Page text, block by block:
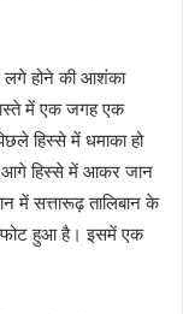
लगे होने की आशंका
में एक जगह एक
हिस्से में धमाका हो
आगे हिस्से में आकर जान
में सत्तारूढ़ तालिबान के
हुआ है। इसमें एक